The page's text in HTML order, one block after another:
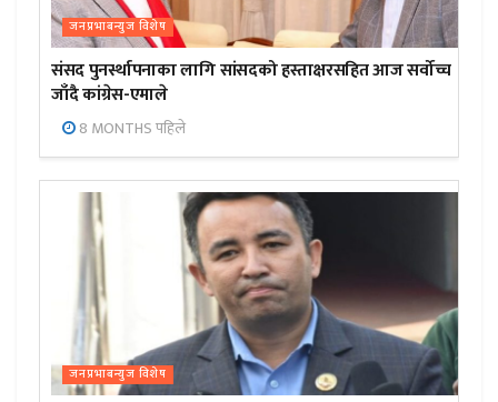
जनप्रभाबन्युज विशेष
संसद पुनर्स्थापनाका लागि सांसदको हस्ताक्षरसहित आज सर्वोच्च
जाँदै कांग्रेस-एमाले
8 MONTHS पहिले
जनप्रभाबन्युज विशेष